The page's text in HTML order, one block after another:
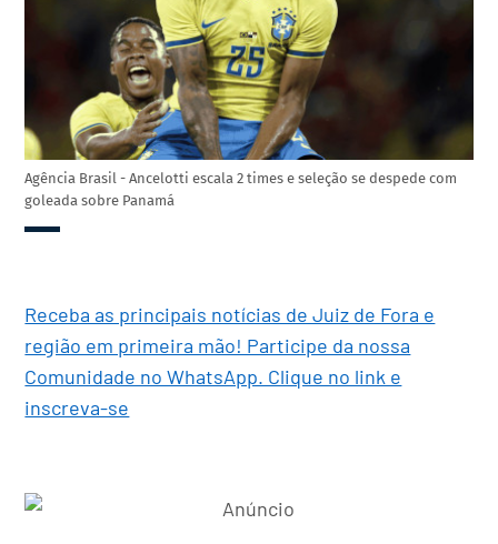
Agência Brasil - Ancelotti escala 2 times e seleção se despede com
goleada sobre Panamá
Receba as principais notícias de Juiz de Fora e
região em primeira mão! Participe da nossa
Comunidade no WhatsApp. Clique no link e
inscreva-se